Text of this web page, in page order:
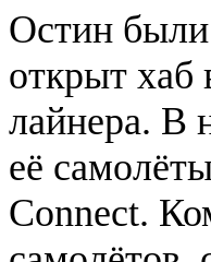
Остин были
открыт хаб
лайнера. В
её
Connect.